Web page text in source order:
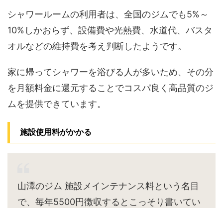
シャワールームの利用者は、全国のジムでも5%～
10%しかおらず、設備費や光熱費、水道代、バスタ
オルなどの維持費を考え判断したようです。
家に帰ってシャワーを浴びる人が多いため、その分
を月額料金に還元することでコスパ良く高品質のジ
ムを提供できています。
施設使用料がかかる
山澤のジム 施設メインテナンス料という名目
で、毎年5500円徴収するとこっそり書いてい